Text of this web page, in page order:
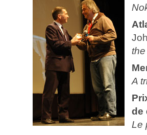
A
de
Le